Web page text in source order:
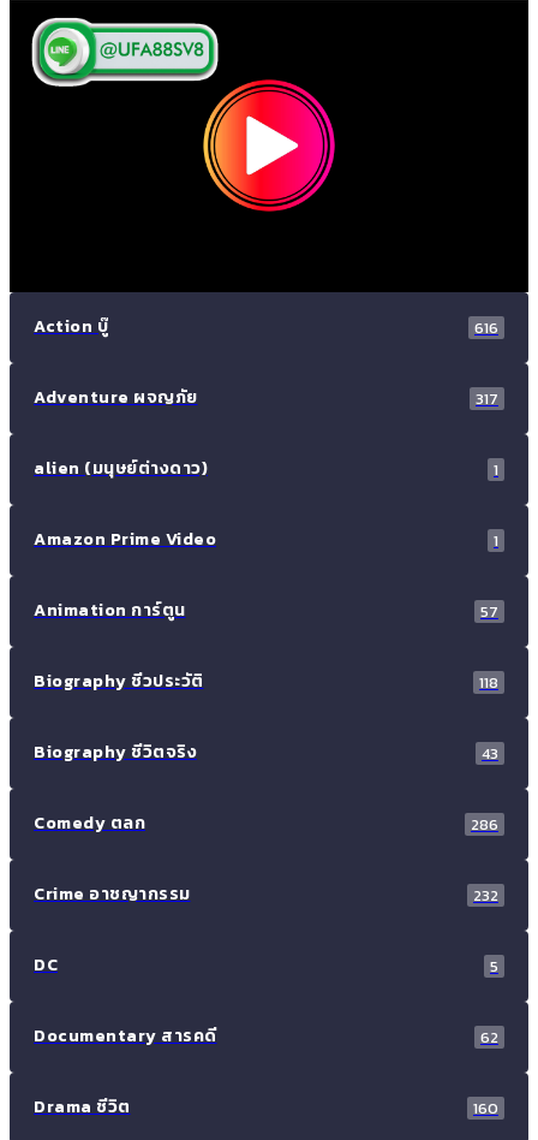
Action บู๊ 616
Adventure ผจญภัย 317
alien (มนุษย์ต่างดาว) 1
Amazon Prime Video 1
Animation การ์ตูน 57
Biography ชีวประวัติ 118
Biography ชีวิตจริง 43
Comedy ตลก 286
Crime อาชญากรรม 232
DC 5
Documentary สารคดี 62
Drama ชีวิต 160